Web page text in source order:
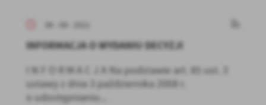
06 - 09 - 2021
INFORMACJA O WYDANIU DECYZJI
I N F O R M A C J A Na podstawie art. 85 ust. 3
ustawy z dnia 3 października 2008 r.
o udostępnianiu...